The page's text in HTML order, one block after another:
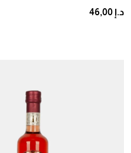
د.إ 46,00